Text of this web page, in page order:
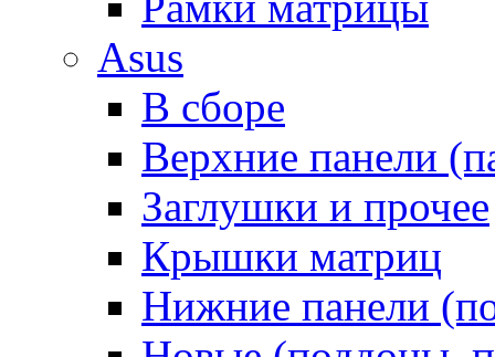
Asus
В сборе
Верхние панели
Заглушки и прочее
Крышки матриц
Нижние панели